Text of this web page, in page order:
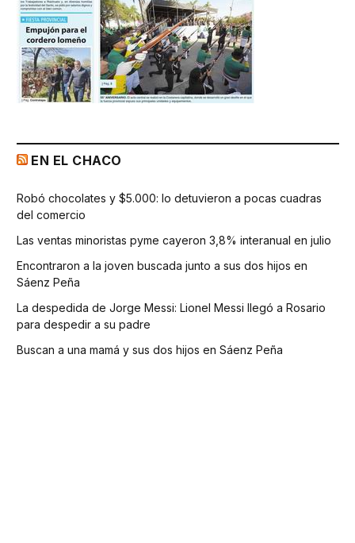
EN EL CHACO
Robó chocolates y $5.000: lo detuvieron a pocas cuadras
del comercio
Las ventas minoristas pyme cayeron 3,8% interanual en julio
Encontraron a la joven buscada junto a sus dos hijos en
Sáenz Peña
La despedida de Jorge Messi: Lionel Messi llegó a Rosario
para despedir a su padre
Buscan a una mamá y sus dos hijos en Sáenz Peña